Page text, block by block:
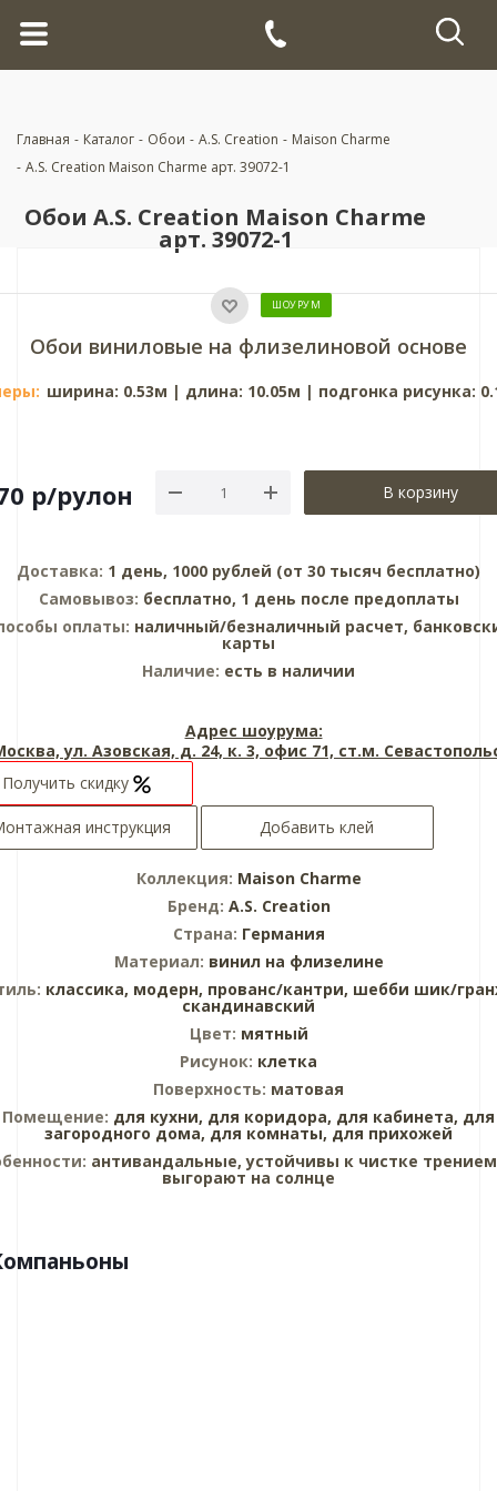
Главная - Каталог - Обои - A.S. Creation - Maison Charme
- A.S. Creation Maison Charme арт. 39072-1
Обои A.S. Creation Maison Charme
арт. 39072-1
ШОУРУМ
Обои виниловые на флизелиновой основе
ширина: 0.53м | длина: 10.05м | подгонка рисунка:
р/рулон В корзину
Доставка: 1 день, 1000 рублей (от 30 тысяч бесплатно)
Самовывоз: бесплатно, 1 день после предоплаты
оплаты: наличный/безналичный расчет,
карты
Наличие: есть в наличии
Адрес шоурума:
ул. Азовская, д. 24, к. 3, офис 71, ст.м.
Получить скидку
инструкция Добавить клей
Коллекция: Maison Charme
Бренд: A.S. Creation
Страна: Германия
Материал: винил на флизелине
классика, модерн, прованс/кантри, шебби шик/
скандинавский
Цвет: мятный
Рисунок: клетка
Поверхность: матовая
Помещение: для кухни, для коридора, для кабинета, для
загородного дома, для комнаты, для прихожей
антивандальные, устойчивы к чистке
выгорают на солнце